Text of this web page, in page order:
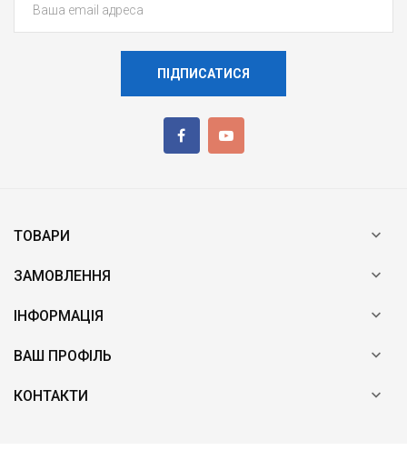
ПІДПИСАТИСЯ
ТОВАРИ 
ЗАМОВЛЕННЯ 
ІНФОРМАЦІЯ 
ВАШ ПРОФІЛЬ 
КОНТАКТИ 